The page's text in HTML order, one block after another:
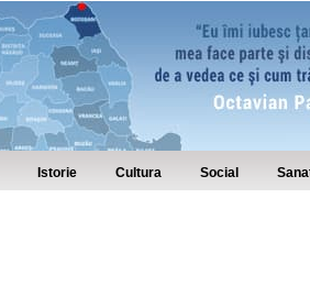
Istorie Cultura Social